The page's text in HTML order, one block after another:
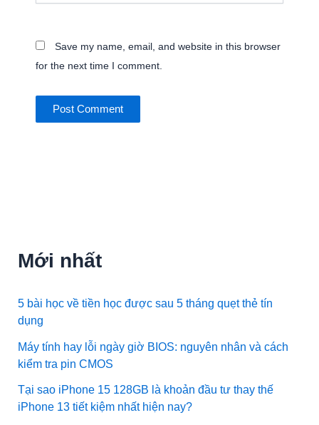
Save my name, email, and website in this browser
for the next time I comment.
Mới nhất
5 bài học về tiền học được sau 5 tháng quẹt thẻ tín
dụng
Máy tính hay lỗi ngày giờ BIOS: nguyên nhân và cách
kiểm tra pin CMOS
Tại sao iPhone 15 128GB là khoản đầu tư thay thế
iPhone 13 tiết kiệm nhất hiện nay?